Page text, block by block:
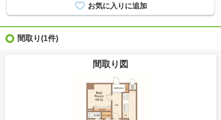
間取り(1件)
間取り図